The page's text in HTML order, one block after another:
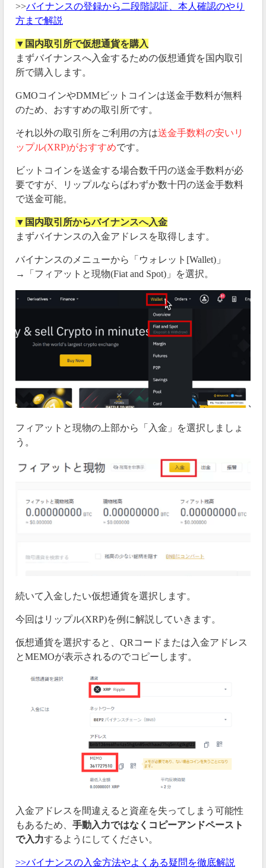
>>バイナンスの登録から二段階認証、本人確認のやり
方まで解説
▼国内取引所で仮想通貨を購入
まずバイナンスへ入金するための仮想通貨を国内取引
所で購入します。
GMOコインやDMMビットコインは送金手数料が無料
のため、おすすめの取引所です。
それ以外の取引所をご利用の方は送金手数料の安いリ
ップル(XRP)がおすすめです。
ビットコインを送金する場合数千円の送金手数料が必
要ですが、リップルならばわずか数十円の送金手数料
で送金可能。
▼国内取引所からバイナンスへ入金
まずバイナンスの入金アドレスを取得します。
バイナンスのメニューから「ウォレット[Wallet)」
→「フィアットと現物(Fiat and Spot)」を選択。
フィアットと現物の上部から「入金」を選択しましょ
う。
続いて入金したい仮想通貨を選択します。
今回はリップル(XRP)を例に解説していきます。
仮想通貨を選択すると、QRコードまたは入金アドレス
とMEMOが表示されるのでコピーします。
入金アドレスを間違えると資産を失ってしまう可能性
もあるため、 手動入力ではなくコピーアンドペースト
で入力するようにしてください。
>>バイナンスの入金方法やよくある疑問を徹底解説